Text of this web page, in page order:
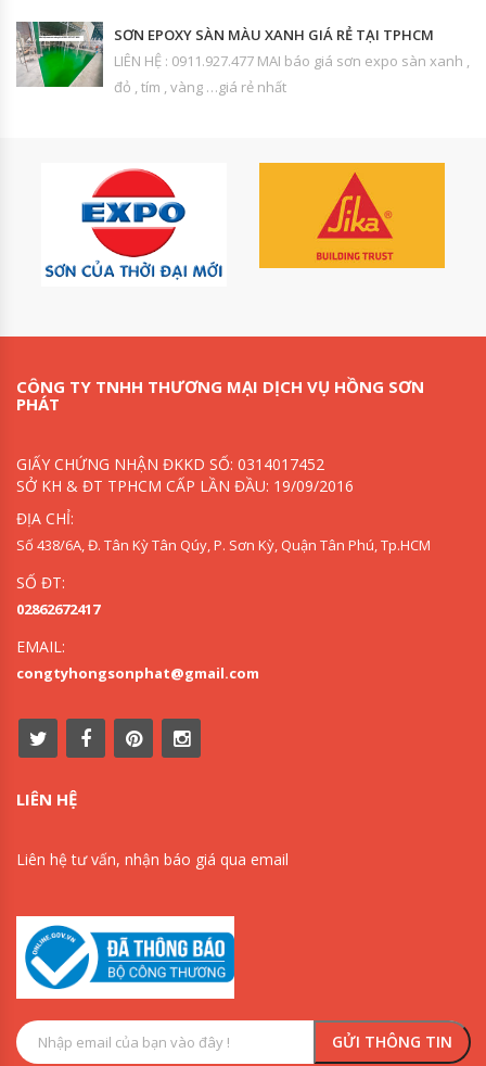
SƠN EPOXY SÀN MÀU XANH GIÁ RẺ TẠI TPHCM
LIÊN HỆ : 0911.927.477 MAI báo giá sơn expo sàn xanh ,
đỏ , tím , vàng …giá rẻ nhất
CÔNG TY TNHH THƯƠNG MẠI DỊCH VỤ HỒNG SƠN
PHÁT
GIẤY CHỨNG NHẬN ĐKKD SỐ: 0314017452
SỞ KH & ĐT TPHCM CẤP LẦN ĐẦU: 19/09/2016
ĐỊA CHỈ:
Số 438/6A, Đ. Tân Kỳ Tân Qúy, P. Sơn Kỳ, Quận Tân Phú, Tp.HCM
SỐ ĐT:
02862672417
EMAIL:
congtyhongsonphat@gmail.com
LIÊN HỆ
Liên hệ tư vấn, nhận báo giá qua email